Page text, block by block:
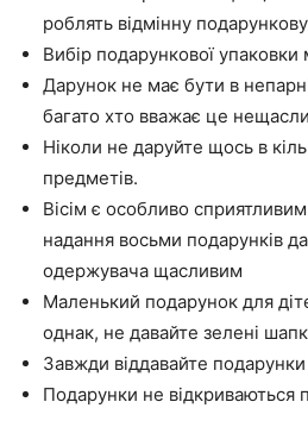
роблять відмінну
Вибір подарункової
Дарунок не має бути в
багато хто вважає це
Ніколи не даруйте щось в
предметів.
Вісім є особливо
надання восьми подарунків
одержувача щасливим
Маленький подарунок для
однак, не давайте зелені
Завжди віддавайте
Подарунки не відкриваються